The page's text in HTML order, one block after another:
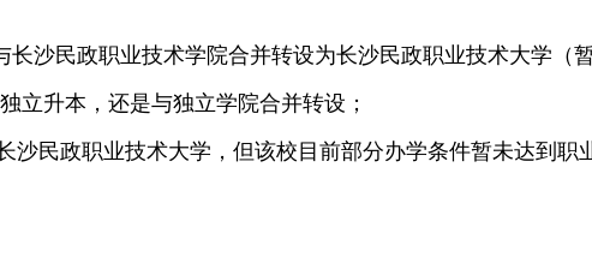
沙民政职业技术学院合并转设为长沙民政职业技术大学（
立升本，还是与独立学院合并转设；
民政职业技术大学，但该校目前部分办学条件暂未达到职